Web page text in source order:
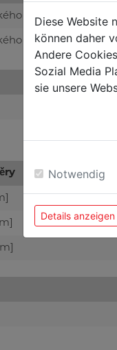
výkonu [dB(A)]
tlaku [dB(A)]
Diese Website
können daher
Andere
Sozial Media
sie unsere
Notwendig
Details anzeigen